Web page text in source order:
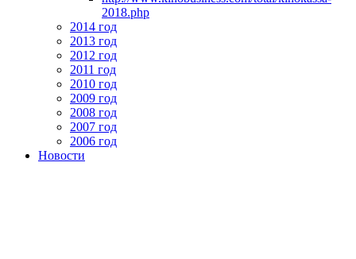
2018.php
2014 год
2013 год
2012 год
2011 год
2010 год
2009 год
2008 год
2007 год
2006 год
Новости